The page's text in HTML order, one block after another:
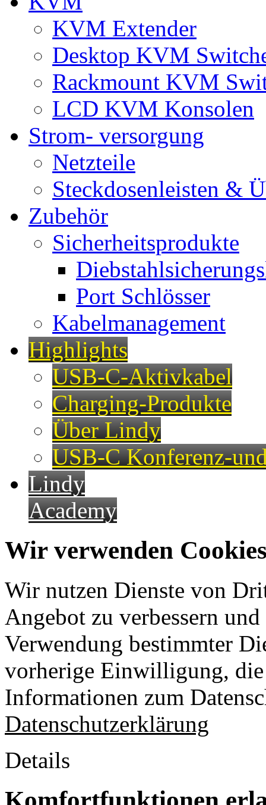
KVM Extender
Desktop KVM
Rackmount KVM
LCD KVM Konsolen
Strom- versorgung
Netzteile
Steckdosenleisten &
Zubehör
Sicherheitsprodukte
Port Schlösser
Kabelmanagement
Highlights
USB-C-Aktivkabel
Charging-Produkte
Über Lindy
USB-C Konferenz-
Lindy
Academy
Wir verwenden
Wir nutzen Dienste von
Angebot zu verbessern
Verwendung bestimmter
vorherige Einwilligung,
Informationen zum
Datenschutzerklärung
Details